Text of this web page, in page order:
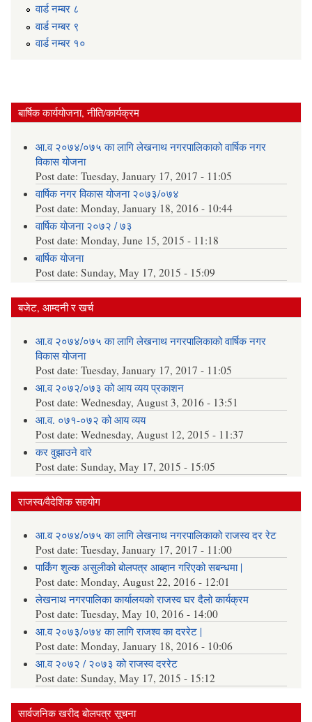
वार्ड न‌म्बर ८
वार्ड न‌म्बर ९
वार्ड न‌म्बर १०
बार्षिक कार्ययोजना, नीति/कार्यक्रम
आ.व २०७४/०७५ का लागि लेखनाथ नगरपालिकाको वार्षिक नगर
विकास योजना
Post date:Tuesday, January 17, 2017 - 11:05
वार्षिक नगर विकास योजना २०७३/०७४
Post date:Monday, January 18, 2016 - 10:44
वार्षिक योजना २०७२ / ७३
Post date:Monday, June 15, 2015 - 11:18
बार्षिक योजना
Post date:Sunday, May 17, 2015 - 15:09
बजेट, आम्दनी र खर्च
आ.व २०७४/०७५ का लागि लेखनाथ नगरपालिकाको वार्षिक नगर
विकास योजना
Post date:Tuesday, January 17, 2017 - 11:05
आ.व २०७२/०७३ को आय व्यय प्रकाशन
Post date:Wednesday, August 3, 2016 - 13:51
आ.व. ०७१-०७२ को आय व्यय
Post date:Wednesday, August 12, 2015 - 11:37
कर वुझाउने वारे
Post date:Sunday, May 17, 2015 - 15:05
राजस्व/वैदेशिक सहयोग
आ.व २०७४/०७५ का लागि लेखनाथ नगरपालिकाको राजस्व दर रेट
Post date:Tuesday, January 17, 2017 - 11:00
पार्किंग शुल्क असुलीको बोलपत्र आब्हान गरिएको सबन्धमा |
Post date:Monday, August 22, 2016 - 12:01
लेखनाथ नगरपालिका कार्यालयको राजस्व घर दैलो कार्यक्रम
Post date:Tuesday, May 10, 2016 - 14:00
आ.व २०७३/०७४ का लागि राजश्व का दररेट |
Post date:Monday, January 18, 2016 - 10:06
आ.व २०७२ / २०७३ को राजस्व दररेट
Post date:Sunday, May 17, 2015 - 15:12
सार्वजनिक खरीद बोलपत्र सूचना